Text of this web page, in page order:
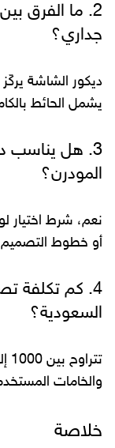
2. ما الفرق
جداري؟
ديكور الشاشة
يشمل الحائط
3. هل يناسب
المودرن؟
نعم، شرط
أو خطوط
4. كم تكلفة
السعودية؟
والخامات
خلاصة